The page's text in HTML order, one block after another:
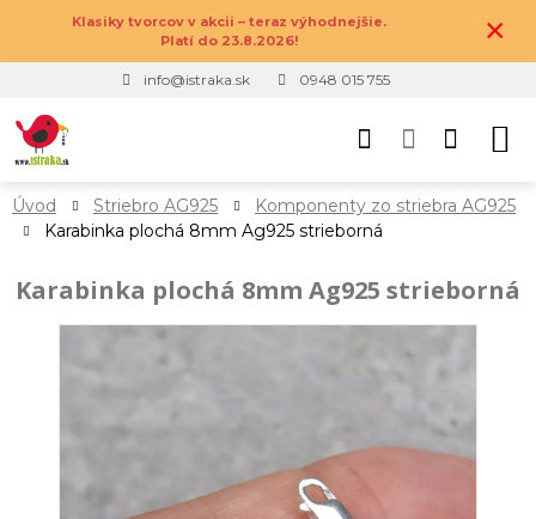
Klasiky tvorcov v akcii – teraz výhodnejšie.
Platí do 23.8.2026!
×
info@istraka.sk 0948 015 755
Úvod Striebro AG925
Komponenty zo striebra AG925
Karabinka plochá 8mm Ag925 strieborná
Karabinka plochá 8mm Ag925 strieborná